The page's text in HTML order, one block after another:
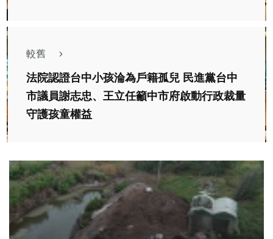
較舊
法院認證台中小孩淪為戶籍孤兒 民進黨台中
市議員謝志忠、王立任籲中市府啟動行政裁量
守護孩童權益